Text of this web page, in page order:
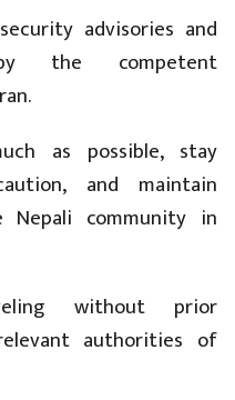
advisories and
the competent
as possible, stay
and maintain
community in
without prior
authorities of